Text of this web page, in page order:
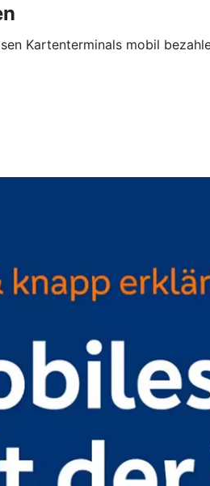
Kartenterminals mobil